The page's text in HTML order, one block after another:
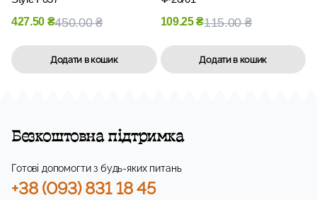
450.00₴
427.50 ₴
Додати в кошик
115.00₴
109.25₴
Додати в кошик
Безкоштовна підтримка
Готові допомогти з будь-яких питань
+38 (093) 831 18 45